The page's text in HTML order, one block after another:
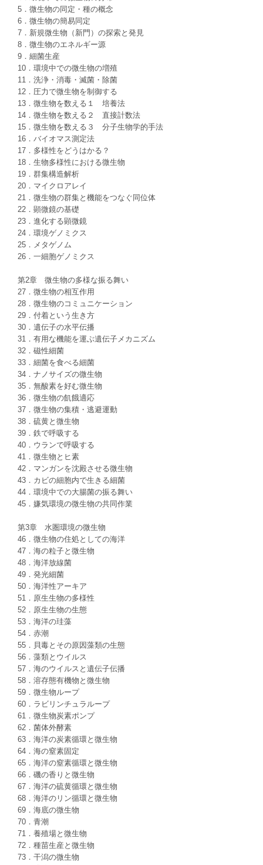
5．微生物の同定・種の概念
6．微生物の簡易同定
7．新規微生物（新門）の探索と発見
8．微生物のエネルギー源
9．細菌生産
10．環境中での微生物の増殖
11．洗浄・消毒・滅菌・除菌
12．圧力で微生物を制御する
13．微生物を数える１ 培養法
14．微生物を数える２ 直接計数法
15．微生物を数える３ 分子生物学的手法
16．バイオマス測定法
17．多様性をどうはかる？
18．生物多様性における微生物
19．群集構造解析
20．マイクロアレイ
21．微生物の群集と機能をつなぐ同位体
22．顕微鏡の基礎
23．進化する顕微鏡
24．環境ゲノミクス
25．メタゲノム
26．一細胞ゲノミクス
第2章 微生物の多様な振る舞い
27．微生物の相互作用
28．微生物のコミュニケーション
29．付着という生き方
30．遺伝子の水平伝播
31．有用な機能を運ぶ遺伝子メカニズム
32．磁性細菌
33．細菌を食べる細菌
34．ナノサイズの微生物
35．無酸素を好む微生物
36．微生物の飢餓適応
37．微生物の集積・逃避運動
38．硫黄と微生物
39．鉄で呼吸する
40．ウランで呼吸する
41．微生物とヒ素
42．マンガンを沈殿させる微生物
43．カビの細胞内で生きる細菌
44．環境中での大腸菌の振る舞い
45．嫌気環境の微生物の共同作業
第3章 水圏環境の微生物
46．微生物の住処としての海洋
47．海の粒子と微生物
48．海洋放線菌
49．発光細菌
50．海洋性アーキア
51．原生生物の多様性
52．原生生物の生態
53．海洋の珪藻
54．赤潮
55．貝毒とその原因藻類の生態
56．藻類とウイルス
57．海のウイルスと遺伝子伝播
58．溶存態有機物と微生物
59．微生物ループ
60．ラビリンチュラループ
61．微生物炭素ポンプ
62．菌体外酵素
63．海洋の炭素循環と微生物
64．海の窒素固定
65．海洋の窒素循環と微生物
66．磯の香りと微生物
67．海洋の硫黄循環と微生物
68．海洋のリン循環と微生物
69．海底の微生物
70．青潮
71．養殖場と微生物
72．種苗生産と微生物
73．干潟の微生物